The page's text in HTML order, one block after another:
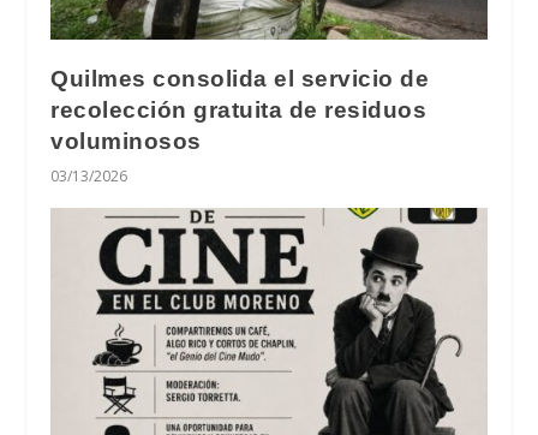
Quilmes consolida el servicio de
recolección gratuita de residuos
voluminosos
03/13/2026